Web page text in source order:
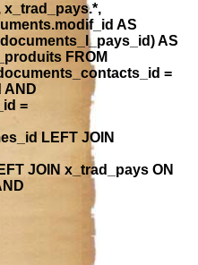
AS
AS
FROM
=
AND
=
LEFT JOIN
JOIN x_trad_pays ON